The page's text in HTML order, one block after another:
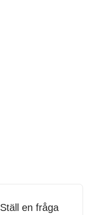
Ställ en fråga